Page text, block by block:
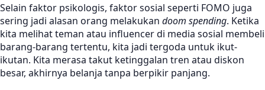
Selain faktor psikologis, faktor sosial seperti FOMO juga
sering jadi alasan orang melakukan doom spending. Ketika
kita melihat teman atau influencer di media sosial membeli
barang-barang tertentu, kita jadi tergoda untuk ikut-
ikutan. Kita merasa takut ketinggalan tren atau diskon
besar, akhirnya belanja tanpa berpikir panjang.